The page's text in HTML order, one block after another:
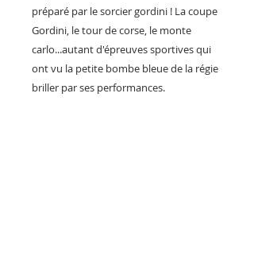
préparé par le sorcier gordini ! La coupe
Gordini, le tour de corse, le monte
carlo...autant d'épreuves sportives qui
ont vu la petite bombe bleue de la régie
briller par ses performances.